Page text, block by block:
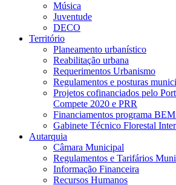
Música
Juventude
DECO
Território
Planeamento urbanístico
Reabilitação urbana
Requerimentos Urbanismo
Regulamentos e posturas
Projetos cofinanciados pelo
Compete 2020 e PRR
Financiamentos programa
Gabinete Técnico Florestal
Autarquia
Câmara Municipal
Regulamentos e Tarifários
Informação Financeira
Recursos Humanos